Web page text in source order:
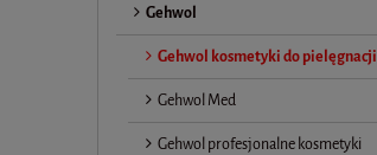
Gehwol
Gehwol kosmetyki do pielęgnacji
Gehwol Med
Gehwol profesjonalne kosmetyki